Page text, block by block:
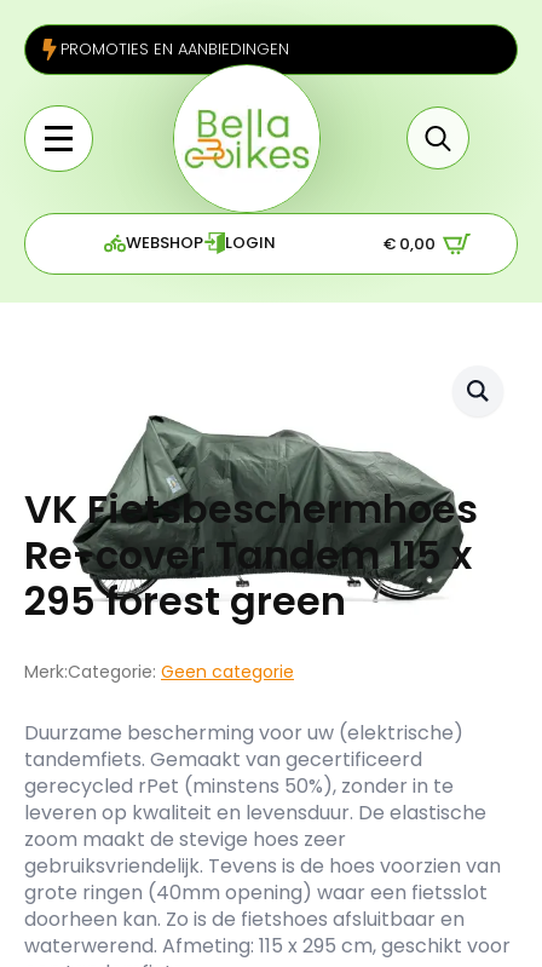
PROMOTIES EN AANBIEDINGEN
for:
WEBSHOP LOGIN € 0,00
VK Fietsbeschermhoes
Re-cover Tandem 115 x
295 forest green
Merk:Categorie: Geen categorie
Duurzame bescherming voor uw (elektrische)
tandemfiets. Gemaakt van gecertificeerd
gerecycled rPet (minstens 50%), zonder in te
leveren op kwaliteit en levensduur. De elastische
zoom maakt de stevige hoes zeer
gebruiksvriendelijk. Tevens is de hoes voorzien van
grote ringen (40mm opening) waar een fietsslot
doorheen kan. Zo is de fietshoes afsluitbaar en
waterwerend. Afmeting: 115 x 295 cm, geschikt voor